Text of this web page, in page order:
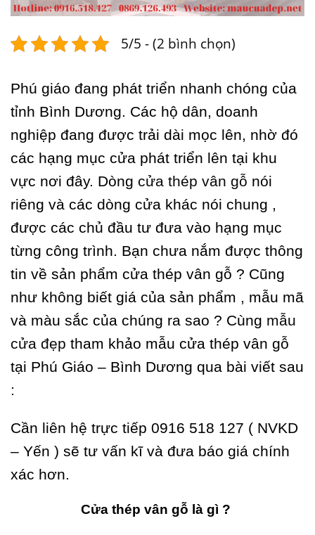
5/5 - (2 bình chọn)
Phú giáo đang phát triển nhanh chóng của
tỉnh Bình Dương. Các hộ dân, doanh
nghiệp đang được trải dài mọc lên, nhờ đó
các hạng mục cửa phát triển lên tại khu
vực nơi đây. Dòng cửa thép vân gỗ nói
riêng và các dòng cửa khác nói chung ,
được các chủ đầu tư đưa vào hạng mục
từng công trình. Bạn chưa nắm được thông
tin về sản phẩm cửa thép vân gỗ ? Cũng
như không biết giá của sản phẩm , mẫu mã
và màu sắc của chúng ra sao ? Cùng mẫu
cửa đẹp tham khảo mẫu cửa thép vân gỗ
tại Phú Giáo – Bình Dương qua bài viết sau
:
Cần liên hệ trực tiếp 0916 518 127 ( NVKD
– Yến ) sẽ tư vấn kĩ và đưa báo giá chính
xác hơn.
Cửa thép vân gỗ là gì ?